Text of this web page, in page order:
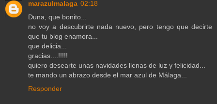
marazulmalaga 02:18
Duna, que bonito...
no voy a descubrirte nada nuevo, pero tengo que decirte
que tu blog enamora...
que delicia...
gracias....!!!!!
quiero desearte unas navidades llenas de luz y felicidad...
te mando un abrazo desde el mar azul de Málaga...
Responder